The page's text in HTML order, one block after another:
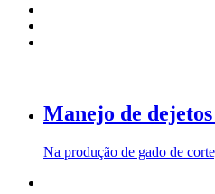
Manejo de
Na produção de gado de